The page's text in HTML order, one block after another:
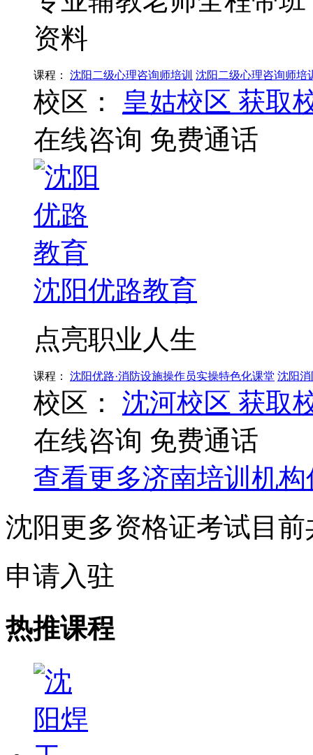
资料
课程： 沈阳二级心理咨询师培训 沈阳二级心理咨询师培
校区： 皇姑校区 获取
在线咨询 免费通话
沈阳优路教育
点亮职业人生
课程： 沈阳优路·消防设施操作员实操特色化课堂 沈阳
校区： 沈河校区 获取
在线咨询 免费通话
查看更多济南培训机构
沈阳更多资格证考试目
申请入驻
热推课程